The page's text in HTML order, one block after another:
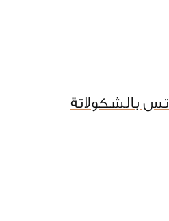
بالشكولاتة